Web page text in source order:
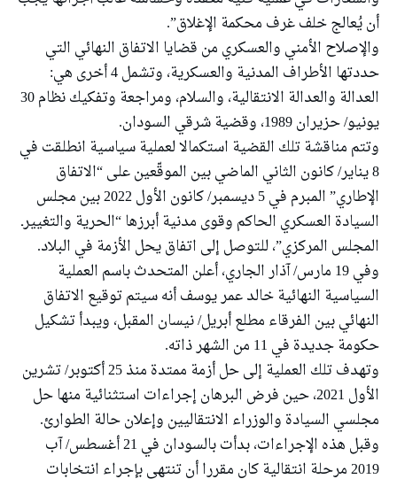
أن يُعالج خلف غرف محكمة الإغلاق”.
والإصلاح الأمني والعسكري من قضايا الاتفاق النهائي التي
حددتها الأطراف المدنية والعسكرية، وتشمل 4 أخرى هي:
العدالة والعدالة الانتقالية، والسلام، ومراجعة وتفكيك نظام 30
يونيو/ حزيران 1989، وقضية شرقي السودان.
وتتم مناقشة تلك القضية استكمالا لعملية سياسية انطلقت في
8 يناير/ كانون الثاني الماضي بين الموقّعين على “الاتفاق
الإطاري” المبرم في 5 ديسمبر/ كانون الأول 2022 بين مجلس
السيادة العسكري الحاكم وقوى مدنية أبرزها “الحرية والتغييرـ
المجلس المركزي”، للتوصل إلى اتفاق يحل الأزمة في البلاد.
وفي 19 مارس/ آذار الجاري، أعلن المتحدث باسم العملية
السياسية النهائية خالد عمر يوسف أنه سيتم توقيع الاتفاق
النهائي بين الفرقاء مطلع أبريل/ نيسان المقبل، ويبدأ تشكيل
حكومة جديدة في 11 من الشهر ذاته.
وتهدف تلك العملية إلى حل أزمة ممتدة منذ 25 أكتوبر/ تشرين
الأول 2021، حين فرض البرهان إجراءات استثنائية منها حل
مجلسي السيادة والوزراء الانتقاليين وإعلان حالة الطوارئ.
وقبل هذه الإجراءات، بدأت بالسودان في 21 أغسطس/ آب
2019 مرحلة انتقالية كان مقررا أن تنتهي بإجراء انتخابات